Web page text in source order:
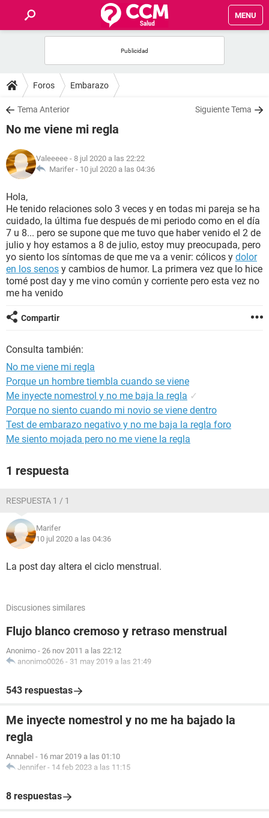
MENU
FOROS
SALUD
NUTRICIÓN
BIENESTAR
SEXUALIDAD
GLOSARIO
Foros Embarazo
Tema Anterior Siguiente Tema
No me viene mi regla
Valeeeee - 8 jul 2020 a las 22:22
Marifer - 10 jul 2020 a las 04:36
Hola,
He tenido relaciones solo 3 veces y en todas mi pareja se ha
cuidado, la última fue después de mi periodo como en el día
7 u 8... pero se supone que me tuvo que haber venido el 2 de
julio y hoy estamos a 8 de julio, estoy muy preocupada, pero
yo siento los síntomas de que me va a venir: cólicos y dolor
en los senos y cambios de humor. La primera vez que lo hice
tomé post day y me vino común y corriente pero esta vez no
me ha venido
Compartir
Consulta también:
No me viene mi regla
Porque un hombre tiembla cuando se viene
Me inyecte nomestrol y no me baja la regla ✓
Porque no siento cuando mi novio se viene dentro
Test de embarazo negativo y no me baja la regla foro
Me siento mojada pero no me viene la regla
1 respuesta
RESPUESTA 1 / 1
Marifer
10 jul 2020 a las 04:36
La post day altera el ciclo menstrual.
Discusiones similares
Flujo blanco cremoso y retraso menstrual
Anonimo - 26 nov 2011 a las 22:12
anonimo0026 - 31 may 2019 a las 21:49
543 respuestas
Me inyecte nomestrol y no me ha bajado la
regla
Annabel - 16 mar 2019 a las 01:10
Jennifer - 14 feb 2023 a las 11:15
8 respuestas